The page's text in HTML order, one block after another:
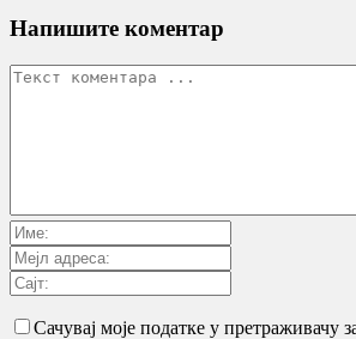
Напишите коментар
Сачувај моје податке у претраживачу